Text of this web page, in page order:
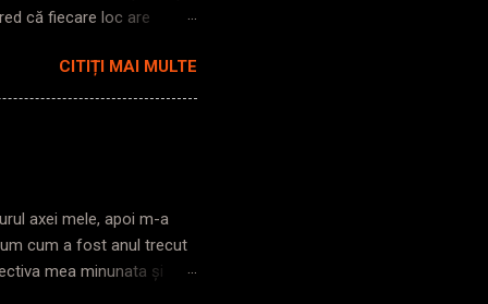
că fiecare loc are
din vedere tot felul de
dintr-o parte în alta, și ca
vechimea pe care am
bogată, cu căsoaie
cel puțin, nu prea a fost
CITIȚI MAI MULTE
axei mele, apoi m-a
cum a fost anul trecut
mea minunata și